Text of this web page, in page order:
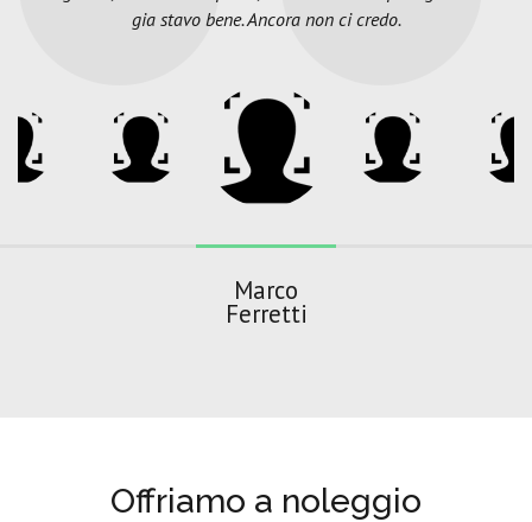
gia stavo bene. Ancora non ci credo.
Marco
Ferretti
Offriamo a noleggio